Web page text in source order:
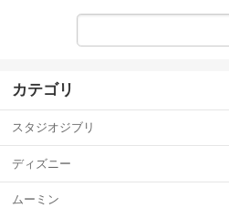
カテゴリ
スタジオジブリ
ディズニー
ムーミン